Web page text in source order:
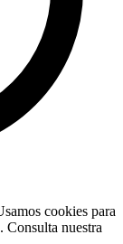
cookies para
Consulta nuestra